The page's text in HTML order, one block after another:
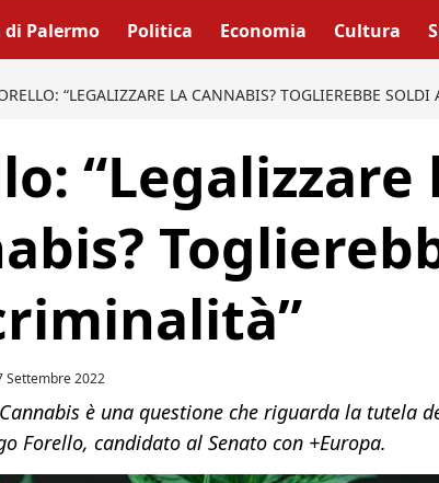
di Palermo Politica Economia Cultura
“LEGALIZZARE LA CANNABIS? TOGLIEREBBE
“Legalizzare
Settembre 2022
è una questione che riguarda la tutela
Forello, candidato al Senato con +Europa.